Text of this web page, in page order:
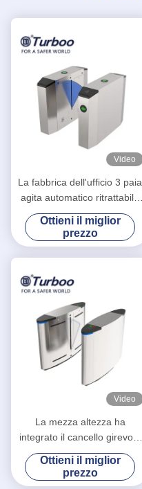
Video
La fabbrica dell'ufficio 3 paia
agita automatico ritrattabile
del portone della barriera
progettato
Ottieni il miglior
prezzo
Video
La mezza altezza ha
integrato il cancello girevole
automatico della barriera
della falda con il
riconoscimento di fronte
Ottieni il miglior
prezzo